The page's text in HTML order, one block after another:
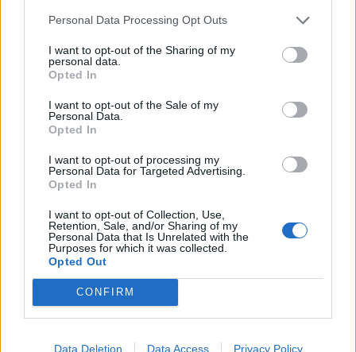
Personal Data Processing Opt Outs
I want to opt-out of the Sharing of my
personal data.
Opted In
I want to opt-out of the Sale of my
Personal Data.
Opted In
I want to opt-out of processing my
Personal Data for Targeted Advertising.
Opted In
I want to opt-out of Collection, Use,
Retention, Sale, and/or Sharing of my
Personal Data that Is Unrelated with the
Purposes for which it was collected.
Opted Out
CONFIRM
Data Deletion Data Access Privacy Policy